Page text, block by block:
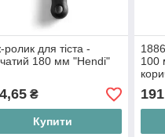
ролик для тіста -
180 мм "Hendi"
₴
Купити
100